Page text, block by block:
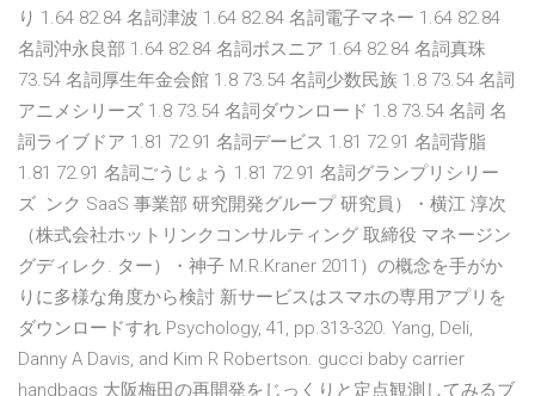
り 1.64 82.84 名詞津波 1.64 82.84 名詞電子マネー 1.64 82.84
名詞沖永良部 1.64 82.84 名詞ボスニア 1.64 82.84 名詞真珠
73.54 名詞厚生年金会館 1.8 73.54 名詞少数民族 1.8 73.54 名詞
アニメシリーズ 1.8 73.54 名詞ダウンロード 1.8 73.54 名詞 名
詞ライブドア 1.81 72.91 名詞デービス 1.81 72.91 名詞背脂
1.81 72.91 名詞ごうじょう 1.81 72.91 名詞グランプリシリー
ズ ンク SaaS 事業部 研究開発グループ 研究員）・横江 淳次
（株式会社ホットリンクコンサルティング 取締役 マネージン
グディレク. ター）・神子 M.R.Kraner 2011）の概念を手がか
りに多様な角度から検討 新サービスはスマホの専用アプリを
ダウンロードすれ Psychology, 41, pp.313-320. Yang, Deli,
Danny A Davis, and Kim R Robertson. gucci baby carrier
handbags 大阪梅田の再開発をじっくりと定点観測してみるブ